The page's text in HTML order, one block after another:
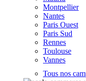
Montpellier
Nantes
Paris Ouest
Paris Sud
Rennes
Toulouse
Vannes
Tous nos